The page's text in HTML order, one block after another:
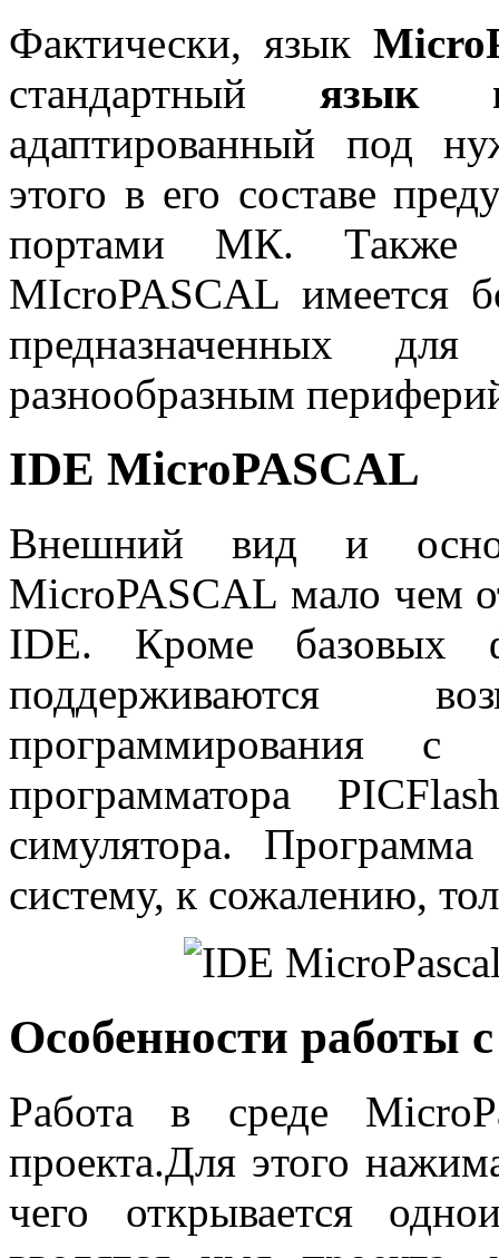
Фактически, язык
стандартный язык
адаптированный под
этого в его составе
портами МК. Также в
MIcroPASCAL имеется
предназначенных
разнообразным
IDE MicroPASCAL
Внешний вид и
MicroPASCAL мало чем
IDE. Кроме базовых
поддерживаются
программирования с
программатора
симулятора.
систему, к сожалению,
Особенности работы
Работа в среде
проекта.Для этого
чего открывается